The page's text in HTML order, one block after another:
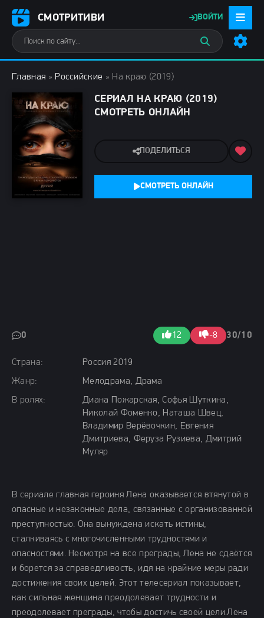
СМОТРИТИВИ ВОЙТИ
Главная » Российские » На краю (2019)
СЕРИАЛ НА КРАЮ (2019)
СМОТРЕТЬ ОНЛАЙН
Страна:
Россия 2019
Жанр:
Мелодрама, Драма
В ролях:
Диана Пожарская, Софья Шуткина,
Николай Фоменко, Наташа Швец,
Владимир Верёвочкин, Евгения
Дмитриева, Феруза Рузиева, Дмитрий
Муляр
0 12 -8 30/10
ПОДЕЛИТЬСЯ
СМОТРЕТЬ ОНЛАЙН
В сериале главная героиня Лена оказывается втянутой в
опасные и незаконные дела, связанные с организованной
преступностью. Она вынуждена искать истины,
сталкиваясь с многочисленными трудностями и
опасностями. Несмотря на все преграды, Лена не сдаётся
и борется за справедливость, идя на крайние меры ради
достижения своих целей. Этот телесериал показывает,
как сильная женщина преодолевает трудности и
преодолевает преграды, чтобы достичь своей цели.Лена